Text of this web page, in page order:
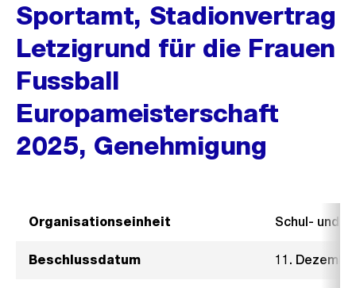
Sportamt, Stadionvertrag
Letzigrund für die Frauen
Fussball
Europameisterschaft
2025, Genehmigung
Organisationseinheit Schul- und
Beschlussdatum 11.